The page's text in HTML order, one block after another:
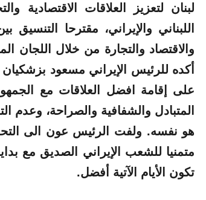
لبنان لتعزيز
العلاقات الاقتصادية
اللبناني والإيراني، مقترحا التنسيق
والاقتصاد والتجارة من خلال
أكده للرئيس الإيراني مسعود
على إقامة افضل
العلاقات مع
المتبادل والشفافية والصراحة، وعدم
هو نفسه. ولفت الرئيس عون الى
متمنيا للشعب الإيراني الصديق مع
تكون الأيام الآتية أفضل.